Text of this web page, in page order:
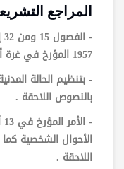
المراجع
1957 المؤرخ في غرة أوت 1957 المتعلق
- بتنظيم الحالة
بالنصوص اللاحقة .
الأحوال الشخصية
اللاحقة .